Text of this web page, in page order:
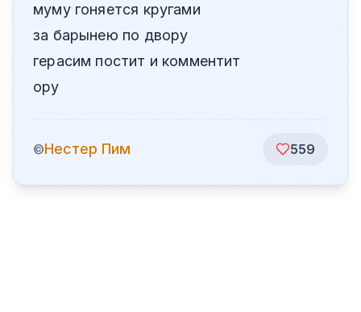
муму гоняется кругами
за барынею по двору
герасим постит и комментит
ору
©️Нестер Пим 559